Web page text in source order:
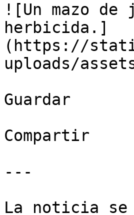
![Un mazo
herbicida.]
(https://
uploads/
Guardar
Compartir
---
La noticia se